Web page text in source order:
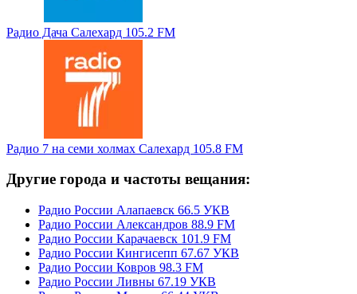
Радио Дача Салехард 105.2 FM
Радио 7 на семи холмах Салехард 105.8 FM
Другие города и частоты вещания:
Радио России Алапаевск 66.5 УКВ
Радио России Александров 88.9 FM
Радио России Карачаевск 101.9 FM
Радио России Кингисепп 67.67 УКВ
Радио России Ковров 98.3 FM
Радио России Ливны 67.19 УКВ